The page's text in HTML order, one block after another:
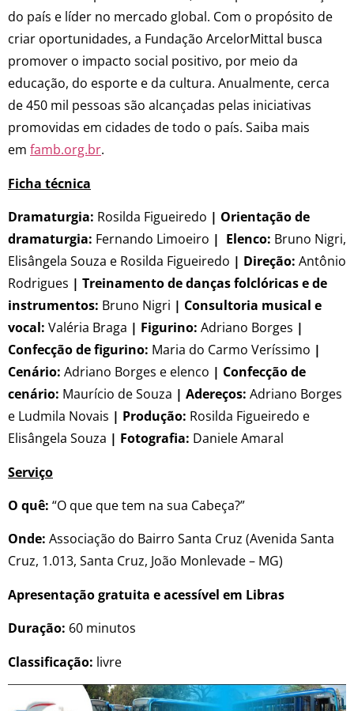
do país e líder no mercado global. Com o propósito de
criar oportunidades, a Fundação ArcelorMittal busca
promover o impacto social positivo, por meio da
educação, do esporte e da cultura. Anualmente, cerca
de 450 mil pessoas são alcançadas pelas iniciativas
promovidas em cidades de todo o país. Saiba mais
em famb.org.br.
Ficha técnica
Dramaturgia: Rosilda Figueiredo | Orientação de
dramaturgia: Fernando Limoeiro | Elenco: Bruno Nigri,
Elisângela Souza e Rosilda Figueiredo | Direção: Antônio
Rodrigues | Treinamento de danças folclóricas e de
instrumentos: Bruno Nigri | Consultoria musical e
vocal: Valéria Braga | Figurino: Adriano Borges |
Confecção de figurino: Maria do Carmo Veríssimo |
Cenário: Adriano Borges e elenco | Confecção de
cenário: Maurício de Souza | Adereços: Adriano Borges
e Ludmila Novais | Produção: Rosilda Figueiredo e
Elisângela Souza | Fotografia: Daniele Amaral
Serviço
O quê: “O que que tem na sua Cabeça?”
Onde: Associação do Bairro Santa Cruz (Avenida Santa
Cruz, 1.013, Santa Cruz, João Monlevade – MG)
Apresentação gratuita e acessível em Libras
Duração: 60 minutos
Classificação: livre